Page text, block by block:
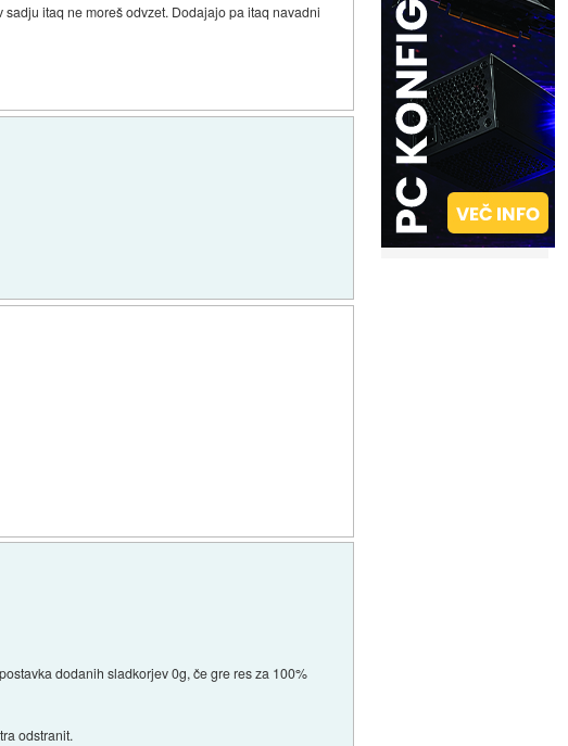
itaq ne moreš odvzet. Dodajajo pa itaq navadni
dodanih sladkorjev 0g, če gre res za 100%
odstranit.